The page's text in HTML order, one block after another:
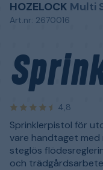
HOZELOCK Multi
Art.nr: 2670016
4,8
Sprinklerpistol för
vare handtaget
steglös
och